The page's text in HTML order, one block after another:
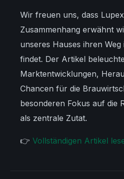
Wir freuen uns, dass
Zusammenhang erwähnt
unseres Hauses ihren Weg
findet. Der Artikel
Marktentwicklungen,
Chancen für die
besonderen Fokus auf die
als zentrale Zutat.
👉 Vollständigen Artikel